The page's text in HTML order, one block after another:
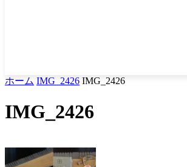
ホーム IMG_2426 IMG_2426
IMG_2426